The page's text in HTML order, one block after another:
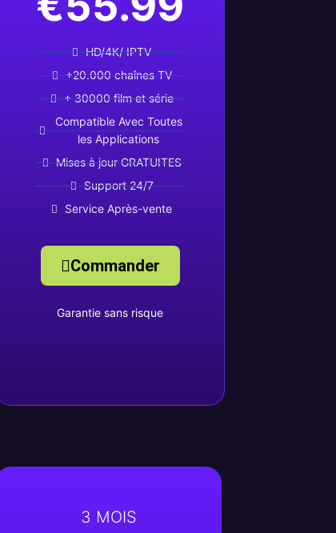
HD/4K/ IPTV
+20.000 chaînes TV
+ 30000 film et série
Compatible Avec Toutes
les Applications
Mises à jour GRATUITES
Support 24/7
Service Après-vente
Commander
Garantie sans risque
3 MOIS